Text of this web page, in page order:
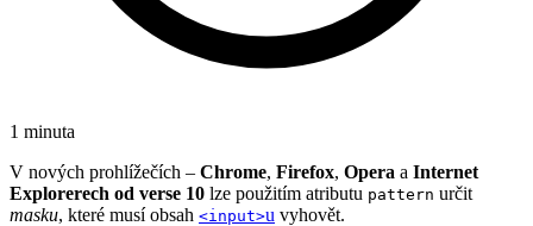
1 minuta
V nových prohlížečích – Chrome, Firefox, Opera a Internet
Explorerech od verse 10 lze použitím atributu pattern určit
masku, které musí obsah <input>u vyhovět.